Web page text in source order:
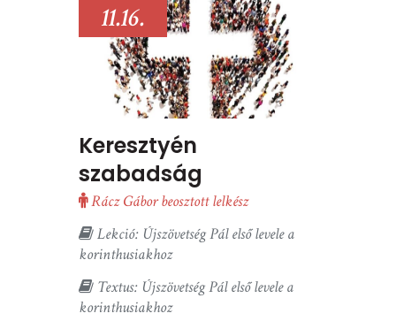
Keresztyén
szabadság
11.16.
Rácz Gábor beosztott lelkész
Lekció: Újszövetség Pál első levele a
korinthusiakhoz
Textus: Újszövetség Pál első levele a
korinthusiakhoz